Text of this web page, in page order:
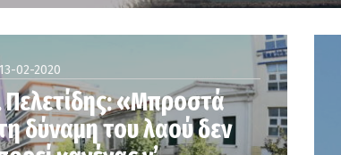
13-02-2020
Πελετίδης: «Μπροστά
δύναμη του λαού δεν